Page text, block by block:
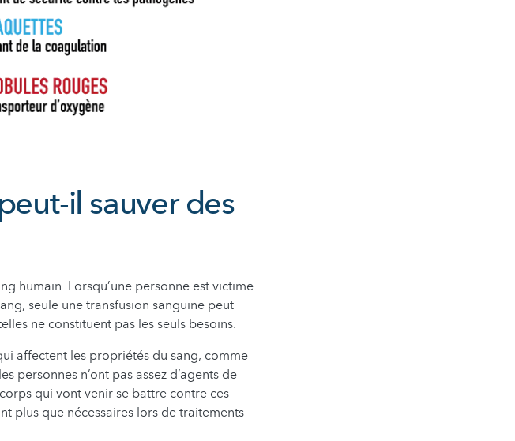
il sauver des
humain. Lorsqu’une personne est victime
seule une transfusion sanguine peut
ne constituent pas les seuls besoins.
affectent les propriétés du sang, comme
personnes n’ont pas assez d’agents de
qui vont venir se battre contre ces
plus que nécessaires lors de traitements